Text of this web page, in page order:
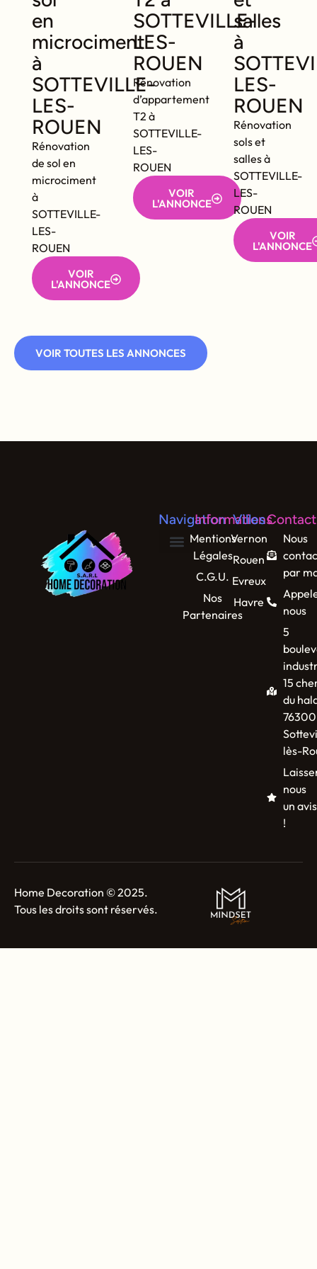
en
microciment
à
SOTTEVILLE-
LES-
ROUEN
Rénovation
de sol en
microciment
à
SOTTEVILLE-
LES-
ROUEN
VOIR
L'ANNONCE
SOTTEVILLE-
LES-
ROUEN
Rénovation
d’appartement
T2 à
SOTTEVILLE-
LES-
ROUEN
VOIR
L'ANNONCE
salles
à
LES-
ROUEN
Rénovation
sols et
salles à
SOTTEVILLE-
LES-
ROUEN
VOIR
L'ANNONCE
VOIR TOUTES LES ANNONCES
NavigationInformations
Mentions
Légales
C.G.U.
Nos
Partenaires
Villes
Vernon
Rouen
Evreux
Havre
Contact
Nous
par
nous
5
15
du
76300
lès-
nous
un avis
!
Home Decoration © 2025.
Tous les droits sont réservés.